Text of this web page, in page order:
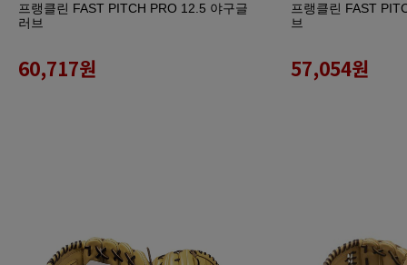
프랭클린 FAST PITCH PRO 12.5 야구글
러브
60,717원
프랭클린 FAST
브
57,054원